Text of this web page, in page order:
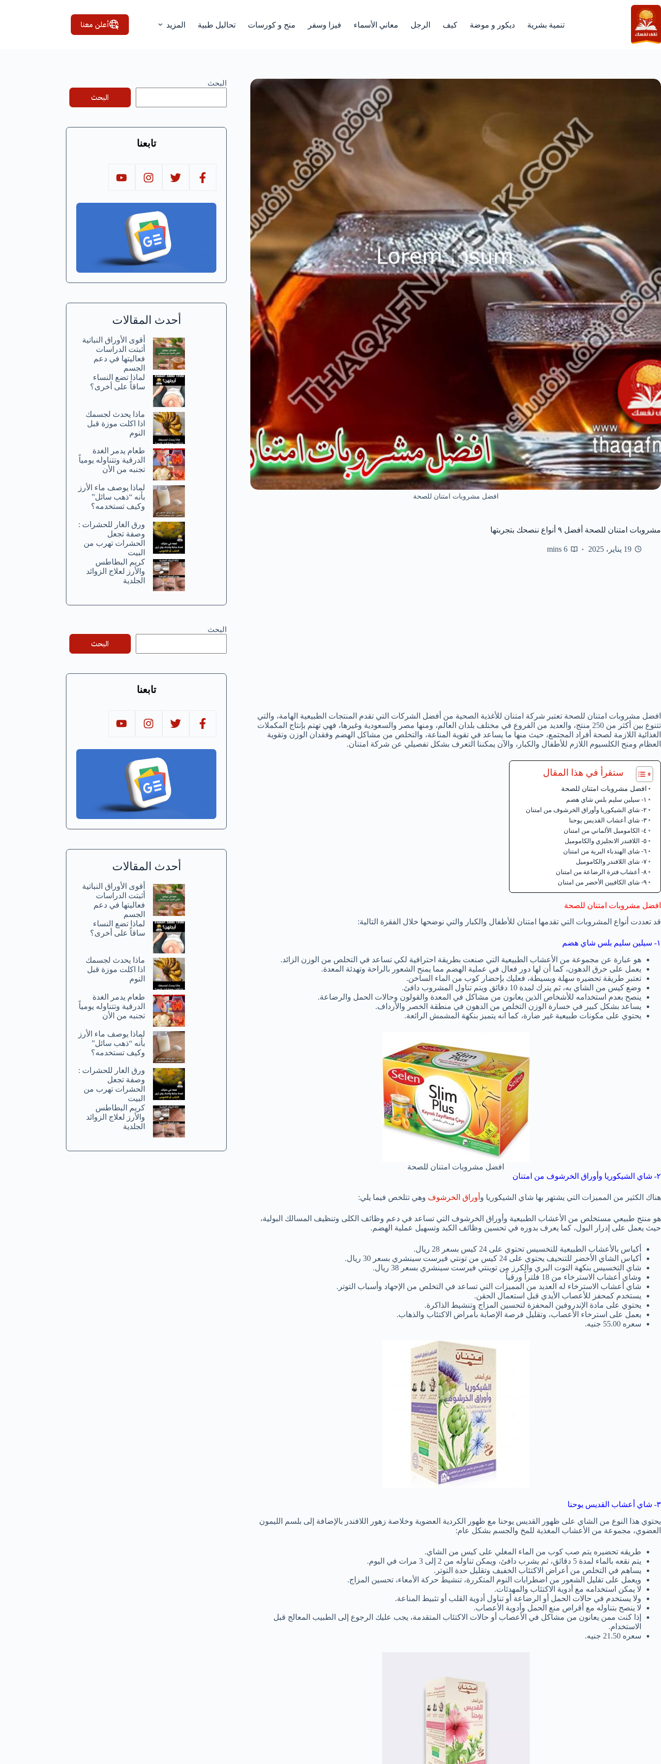
التجاوز
إلى
المحتوى
تنمية بشرية ديكور و موضة كيف الرجل معاني الأسماء فيزا وسفر منح و كورسات تحاليل طبية المزيد أعلن معنا
افضل مشروبات امتنان للصحة
مشروبات امتنان للصحة أفضل ٩ أنواع ننصحك بتجربتها
19 يناير، 2025 6 mins
افضل مشروبات امتنان للصحة تعتبر شركة امتنان للأغذية الصحية من أفضل الشركات التي تقدم المنتجات الطبيعية الهامة، والتي
تتنوع بين أكثر من 250 منتج، والعديد من الفروع في مختلف بلدان العالم، ومنها مصر والسعودية وغيرها، فهي تهتم بإنتاج المكملات
الغذائية اللازمة لصحة أفراد المجتمع، حيث منها ما يساعد في تقوية المناعة، والتخلص من مشاكل الهضم وفقدان الوزن وتقوية
العظام ومنح الكلسيوم اللازم للأطفال والكبار، والآن يمكننا التعرف بشكل تفصيلي عن شركة امتنان.
ستقرأ في هذا المقال
افضل مشروبات امتنان للصحة
١- سيلين سليم بلس شاي هضم
٢- شاي الشيكوريا وأوراق الخرشوف من امتنان
٣- شاي أعشاب القديس يوحنا
٤- الكاموميل الألماني من امتنان
٥- اللافندر الانجليزي والكاموميل
٦- شاى الهندباء البرية من امتنان
٧- شاى اللافندر والكاموميل
٨- أعشاب فترة الرضاعة من امتنان
٩- شاى الكافيين الأخضر من امتنان
افضل مشروبات امتنان للصحة
قد تعددت أنواع المشروبات التي تقدمها امتنان للأطفال والكبار والتي نوضحها خلال الفقرة التالية:
١- سيلين سليم بلس شاي هضم
هو عبارة عن مجموعة من الأعشاب الطبيعية التي صنعت بطريقة احترافية لكي تساعد في التخلص من الوزن الزائد.
يعمل على حرق الدهون، كما أن لها دور فعال في عملية الهضم مما يمنح الشعور بالراحة وتهدئة المعدة.
تعتبر طريقة تحضيره سهلة وبسيطة، فعليك بإحضار كوب من الماء الساخن.
وضع كيس من الشاي به، ثم يترك لمدة 10 دقائق ويتم تناول المشروب دافئ.
ينصح بعدم استخدامه للأشخاص الذين يعانون من مشاكل في المعدة والقولون وحالات الحمل والرضاعة.
يساعد بشكل كبير في خسارة الوزن التخلص من الدهون في منطقة الخصر والأرداف.
يحتوي على مكونات طبيعية غير ضارة، كما انه يتميز بنكهة المشمش الرائعة.
افضل مشروبات امتنان للصحة
٢- شاي الشيكوريا وأوراق الخرشوف من امتنان
هناك الكثير من المميزات التي يشتهر بها شاي الشيكوريا و أوراق الخرشوف وهي تتلخص فيما يلي:
هو منتج طبيعي مستخلص من الأعشاب الطبيعية وأوراق الخرشوف التي تساعد في دعم وظائف الكلى وتنظيف المسالك البولية،
حيث يعمل على إدرار البول، كما يعرف بدوره في تحسين وظائف الكبد وتسهيل عملية الهضم.
أكياس بالأعشاب الطبيعية للتخسيس تحتوي على 24 كيس بسعر 28 ريال.
أكياس الشاي الأخضر للتنحيف يحتوي على 24 كيس من تونتي فيرست سينشري بسعر 30 ريال.
شاي التخسيس بنكهة التوت البري والكرز من توينتي فيرست سينشري بسعر 38 ريال.
وشاي أعشاب الاسترخاء من 18 فلتراً ورقياً
شاي أعشاب الاسترخاء له العديد من المميزات التي تساعد في التخلص من الإجهاد وأسباب التوتر.
يستخدم كمحفز للأعصاب الأيدي قبل استعمال الحقن.
يحتوي على مادة الإندروفين المحفزة لتحسين المزاج وتنشيط الذاكرة.
يعمل على استرخاء الأعصاب، وتقليل فرصة الإصابة بأمراض الاكتئاب والذهاب.
سعره 55.00 جنيه.
٣- شاي أعشاب القديس يوحنا
يحتوي هذا النوع من الشاي على ظهور القديس يوحنا مع ظهور الكردية العضوية وخلاصة زهور اللافندر بالإضافة إلى بلسم الليمون
العضوي، مجموعة من الأعشاب المغذية للمخ والجسم بشكل عام:
طريقه تحضيره يتم صب كوب من الماء المغلي على كيس من الشاي.
يتم نقعه بالماء لمدة 5 دقائق، ثم يشرب دافئ، ويمكن تناوله من 2 إلى 3 مرات في اليوم.
يساهم في التخلص من أعراض الاكتئاب الخفيف وتقليل حدة التوتر.
ويعمل على تقليل الشعور من اضطرابات النوم المتكررة، تنشيط حركة الأمعاء، تحسين المزاج.
لا يمكن استخدامه مع أدوية الاكتئاب والمهدئات.
ولا يستخدم في حالات الحمل أو الرضاعة أو تناول أدوية القلب أو تثبيط المناعة.
لا ينصح بتناوله مع أقراص منع الحمل وأدوية الأعصاب.
إذا كنت ممن يعانون من مشاكل في الأعصاب أو حالات الاكتئاب المتقدمة، يجب عليك الرجوع إلى الطبيب المعالج قبل
الاستخدام.
سعره 21.50 جنيه.
البحث
البحث
تابعنا
أحدث المقالات
أقوى الأوراق النباتية
أثبتت الدراسات
فعاليتها في دعم
الجسم
لماذا تضع النساء
ساقاً على أخرى؟
ماذا يحدث لجسمك
اذا اكلت موزة قبل
النوم
طعام يدمر الغدة
الدرقية وتتناوله يومياً
تجنبه من الأن
لماذا يوصف ماء الأرز
بأنه “ذهب سائل”
وكيف تستخدمه؟
ورق الغار للحشرات :
وصفة تجعل
الحشرات تهرب من
البيت
كريم البطاطس
والأرز لعلاج الزوائد
الجلدية
البحث
البحث
تابعنا
أحدث المقالات
أقوى الأوراق النباتية
أثبتت الدراسات
فعاليتها في دعم
الجسم
لماذا تضع النساء
ساقاً على أخرى؟
ماذا يحدث لجسمك
اذا اكلت موزة قبل
النوم
طعام يدمر الغدة
الدرقية وتتناوله يومياً
تجنبه من الأن
لماذا يوصف ماء الأرز
بأنه “ذهب سائل”
وكيف تستخدمه؟
ورق الغار للحشرات :
وصفة تجعل
الحشرات تهرب من
البيت
كريم البطاطس
والأرز لعلاج الزوائد
الجلدية